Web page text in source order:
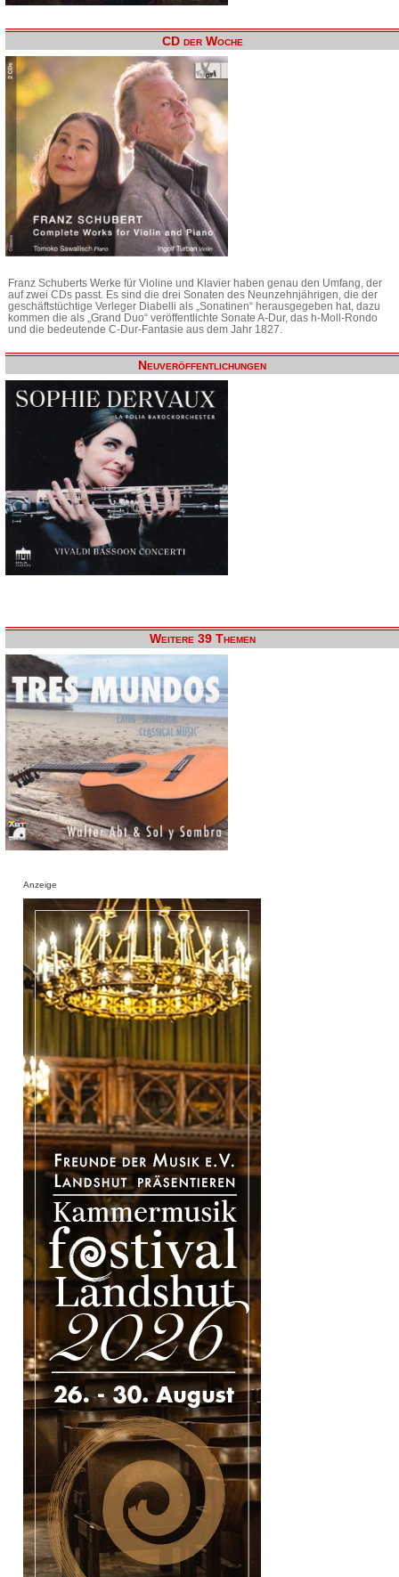
CD der Woche
Franz Schuberts Werke für Violine und Klavier haben genau den Umfang, der
auf zwei CDs passt. Es sind die drei Sonaten des Neunzehnjährigen, die der
geschäftstüchtige Verleger Diabelli als „Sonatinen“ herausgegeben hat, dazu
kommen die als „Grand Duo“ veröffentlichte Sonate A-Dur, das h-Moll-Rondo
und die bedeutende C-Dur-Fantasie aus dem Jahr 1827.
Neuveröffentlichungen
Weitere 39 Themen
Anzeige